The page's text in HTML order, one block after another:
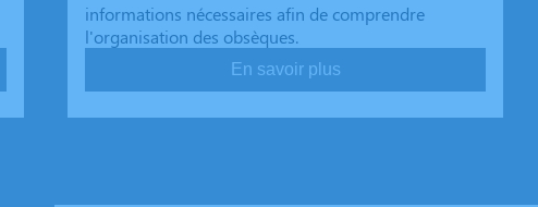
informations nécessaires afin de comprendre
l'organisation des obsèques.
En savoir plus